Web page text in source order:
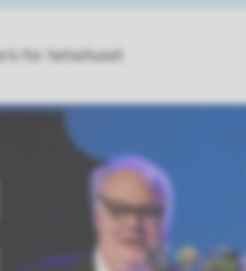
for helsehuset